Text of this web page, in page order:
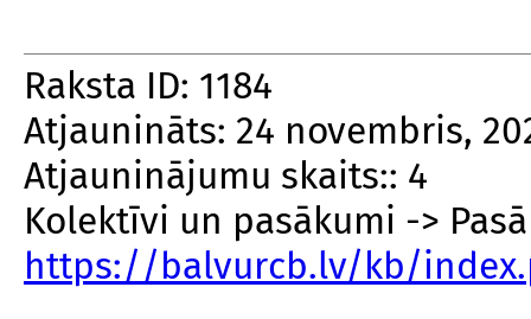
Raksta ID: 1184
Atjaunināts: 24 novembris,
Atjauninājumu skaits:: 4
Kolektīvi un pasākumi ->
https://balvurcb.lv/kb/